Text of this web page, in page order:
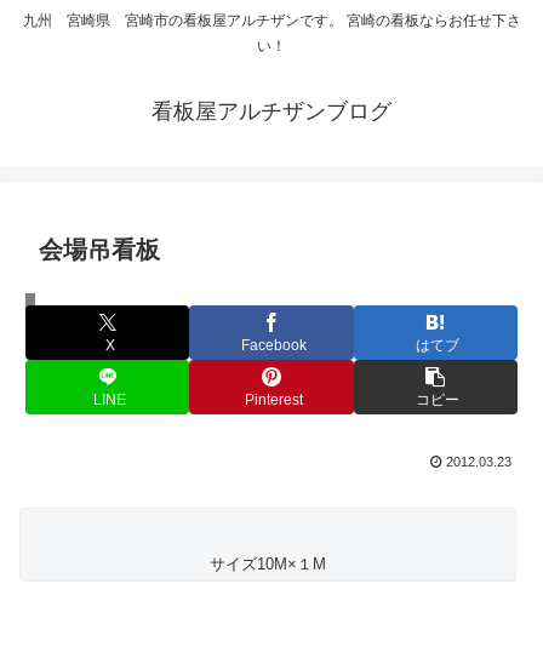
九州 宮崎県 宮崎市の看板屋アルチザンです。 宮崎の看板ならお任せ下さ
い！
看板屋アルチザンブログ
会場吊看板
イベントサイン
X Facebook はてブ
LINE Pinterest コピー
2012.03.23
サイズ10M×１M